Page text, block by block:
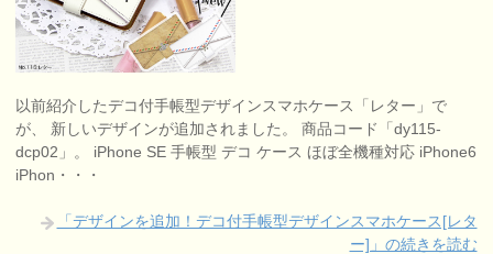
以前紹介したデコ付手帳型デザインスマホケース「レター」で
が、 新しいデザインが追加されました。 商品コード「dy115-
dcp02」。 iPhone SE 手帳型 デコ ケース ほぼ全機種対応 iPhone6
iPhon・・・
「デザインを追加！デコ付手帳型デザインスマホケース[レタ
ー]」の続きを読む